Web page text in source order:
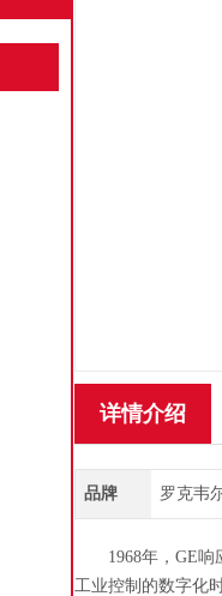
详情介绍
品牌 罗克韦
1968年，GE响应
工业控制的数字化